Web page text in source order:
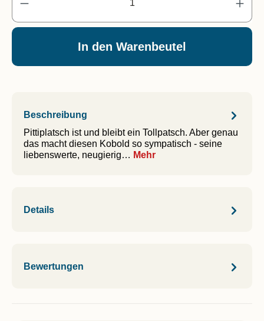
In den Warenbeutel
Beschreibung
Pittiplatsch ist und bleibt ein Tollpatsch. Aber genau
das macht diesen Kobold so sympatisch - seine
liebenswerte, neugierig… Mehr
Details
Bewertungen